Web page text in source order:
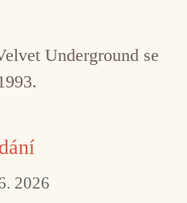
Underground se
2026